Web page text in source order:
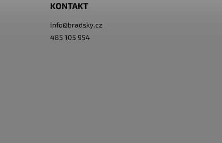
KONTAKT
info@bradsky.cz
485 105 954